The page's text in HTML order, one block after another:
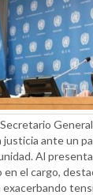
justicia ante un
Al
en el cargo,